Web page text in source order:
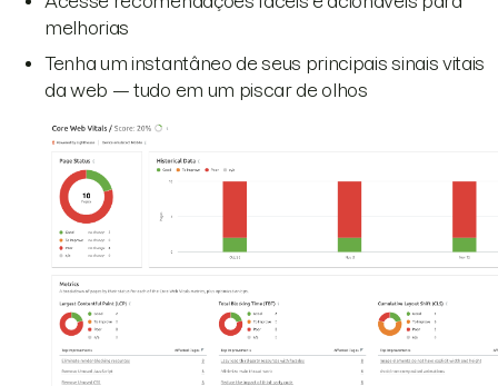
melhorias
Tenha um instantâneo de seus principais sinais vitais
da web — tudo em um piscar de olhos